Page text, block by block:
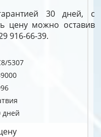
30 дней, с
цену можно оставив
916-66-39.
5307
дней